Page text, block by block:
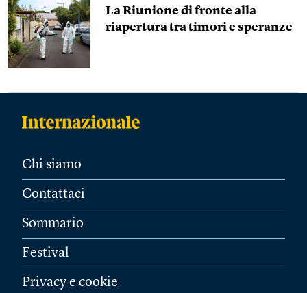
La Riunione di fronte alla
riapertura tra timori e speranze
Chi siamo
Contattaci
Sommario
Festival
Privacy e cookie